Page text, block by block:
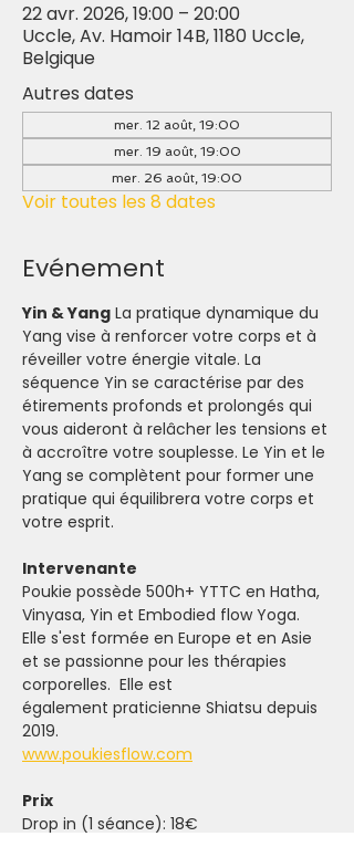
22 avr. 2026, 19:00 – 20:00
Uccle, Av. Hamoir 14B, 1180 Uccle,
Belgique
Autres dates
mer. 12 août, 19:00
mer. 19 août, 19:00
mer. 26 août, 19:00
Voir toutes les 8 dates
Evénement
Yin & Yang La pratique dynamique du
Yang vise à renforcer votre corps et à
réveiller votre énergie vitale. La
séquence Yin se caractérise par des
étirements profonds et prolongés qui
vous aideront à relâcher les tensions et
à accroître votre souplesse. Le Yin et le
Yang se complètent pour former une
pratique qui équilibrera votre corps et
votre esprit.
Intervenante
Poukie possède 500h+ YTTC en Hatha,
Vinyasa, Yin et Embodied flow Yoga.
Elle s'est formée en Europe et en Asie
et se passionne pour les thérapies
corporelles.  Elle est
également praticienne Shiatsu depuis
2019.
www.poukiesflow.com
Prix
Drop in (1 séance): 18€